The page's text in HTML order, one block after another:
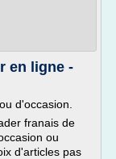
en ligne -
d'occasion.
franais de
ou
d'articles pas